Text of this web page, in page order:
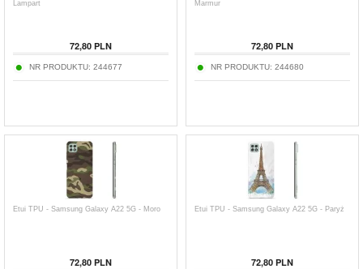
Lampart
72,80 PLN
NR PRODUKTU: 244677
Marmur
72,80 PLN
NR PRODUKTU: 244680
Etui TPU - Samsung Galaxy A22 5G - Moro
72,80 PLN
Etui TPU - Samsung Galaxy A22 5G - Paryż
72,80 PLN